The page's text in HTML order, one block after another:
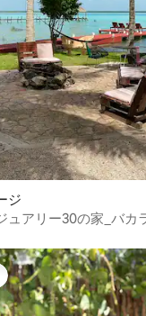
ジ
ュアリー30の家_バカ